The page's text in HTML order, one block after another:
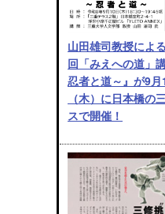
山田雄司教授によ
回「みえへの道」
忍者と道～』が9月
（木）に日本橋の
スで開催！